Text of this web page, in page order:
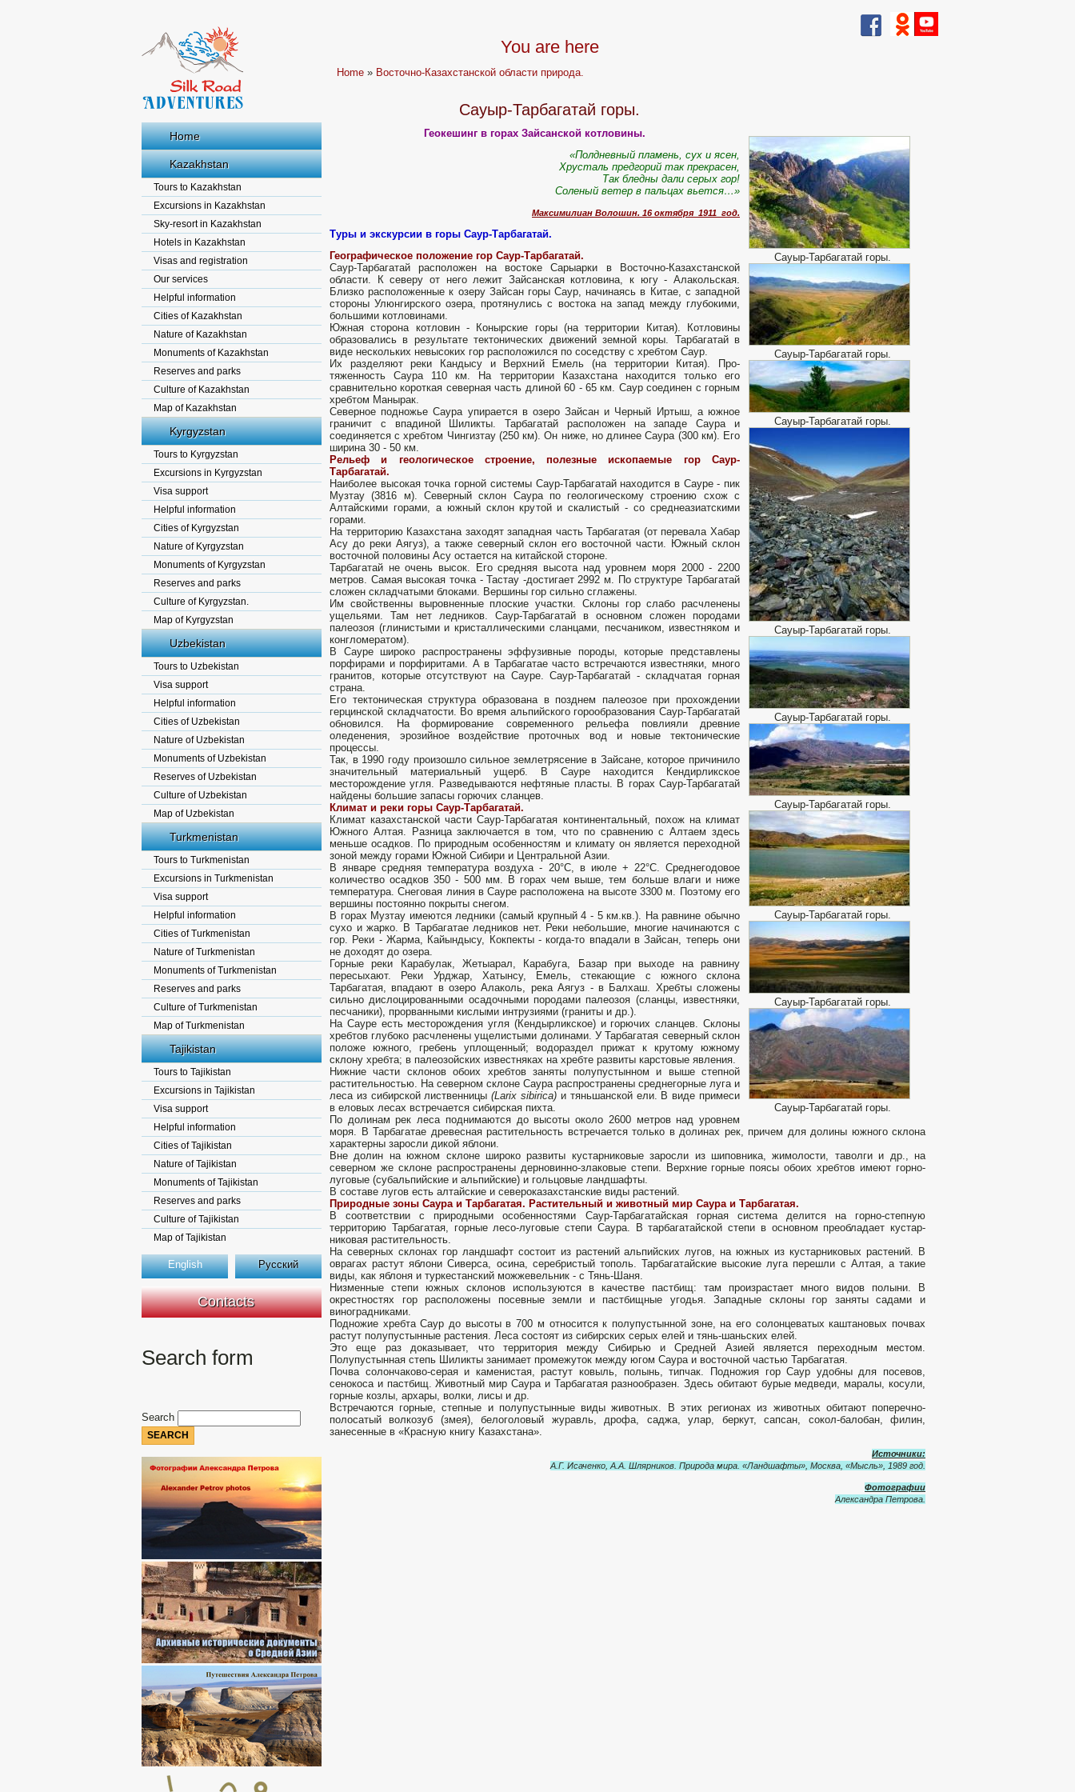
Home
Kazakhstan
Tours to Kazakhstan
Excursions in Kazakhstan
Sky-resort in Kazakhstan
Hotels in Kazakhstan
Visas and registration
Our services
Helpful information
Cities of Kazakhstan
Nature of Kazakhstan
Monuments of Kazakhstan
Reserves and parks
Culture of Kazakhstan
Map of Kazakhstan
Kyrgyzstan
Tours to Kyrgyzstan
Excursions in Kyrgyzstan
Visa support
Helpful information
Cities of Kyrgyzstan
Nature of Kyrgyzstan
Monuments of Kyrgyzstan
Reserves and parks
Culture of Kyrgyzstan.
Map of Kyrgyzstan
Uzbekistan
Tours to Uzbekistan
Visa support
Helpful information
Cities of Uzbekistan
Nature of Uzbekistan
Monuments of Uzbekistan
Reserves of Uzbekistan
Culture of Uzbekistan
Map of Uzbekistan
Turkmenistan
Tours to Turkmenistan
Excursions in Turkmenistan
Visa support
Helpful information
Cities of Turkmenistan
Nature of Turkmenistan
Monuments of Turkmenistan
Reserves and parks
Culture of Turkmenistan
Map of Turkmenistan
Tajikistan
Tours to Tajikistan
Excursions in Tajikistan
Visa support
Helpful information
Cities of Tajikistan
Nature of Tajikistan
Monuments of Tajikistan
Reserves and parks
Culture of Tajikistan
Map of Tajikistan
English Русский
Contacts
Search form
Search
You are here
Home » Восточно-Казахстанской области природа.
Сауыр-Тарбагатай горы.
Сауыр-Тарбагатай горы.
Сауыр-Тарбагатай горы.
Сауыр-Тарбагатай горы.
Сауыр-Тарбагатай горы.
Сауыр-Тарбагатай горы.
Сауыр-Тарбагатай горы.
Сауыр-Тарбагатай горы.
Сауыр-Тарбагатай горы.
Сауыр-Тарбагатай горы.
Геокешинг в горах Зайсанской котловины.
«Полдневный пламень, сух и ясен,
Хрусталь предгорий так прекрасен,
Так бледны дали серых гор!
Соленый ветер в пальцах вьется…»
Максимилиан Волошин. 16 октября 1911 год.
Туры и экскурсии в горы Саур-Тарбагатай.
Географическое положение гор Саур-Тарбагатай.
Саур-Тарбагатай располо­жен на востоке Сарыарки в Восточно-Казахстанской
области. К северу от него лежит Зайсанская котловина, к югу - Алакольская.
Близко расположенные к озеру Зайсан горы Саур, начинаясь в Китае, с западной
стороны Улюнгирского озера, протянулись с востока на за­пад между глубокими,
большими котловинами.
Южная сто­рона котловин - Конырские горы (на территории Китая). Кот­ловины
образовались в результате тектонических движений земной коры. Тарбагатай в
виде нескольких невысоких гор расположился по соседству с хребтом Саур.
Их разделяют реки Кандысу и Верхний Емель (на территории Китая). Про­
тяженность Саура 110 км. На территории Казахстана нахо­дится только его
сравнительно короткая северная часть дли­ной 60 - 65 км. Саур соединен с горным
хребтом Манырак.
Северное подножье Саура упирается в озеро Зайсан и Чер­ный Иртыш, а южное
граничит с впадиной Шиликты. Тар­багатай расположен на западе Саура и
соединяется с хреб­том Чингизтау (250 км). Он ниже, но длинее Саура (300 км). Его
ширина 30 - 50 км.
Рельеф и геологическое строение, полезные ископае­мые гор Саур-
Тарбагатай.
Наиболее высокая точка горной системы Саур-Тарба­гатай находится в Сауре - пик
Музтау (3816 м). Северный склон Саура по геологическому строению схож с
Алтай­скими горами, а южный склон крутой и скалистый - со среднеазиатскими
горами.
На территорию Казахстана заходят западная часть Тарбагатая (от перевала Хабар
Асу до реки Аягуз), а также северный склон его восточной части. Южный склон
восточ­ной половины Асу остается на китайской стороне.
Тарбагатай не очень высок. Его средняя высота над уров­нем моря 2000 - 2200
метров. Самая высокая точка - Тастау -достигает 2992 м. По структуре Тарбагатай
сложен склад­чатыми блоками. Вершины гор сильно сглажены.
Им свой­ственны выровненные плоские участки. Склоны гор слабо расчленены
ущельями. Там нет ледников. Саур-Тарбагатай в основном сложен породами
палеозоя (глинистыми и кристаллическими сланцами, песчаником, из­вестняком и
конгломератом).
В Сауре широко распростра­нены эффузивные породы, которые представлены
порфира­ми и порфиритами. А в Тарбагатае часто встречаются изве­стняки, много
гранитов, которые отсутствуют на Сауре. Саур-Тарбагатай - складчатая горная
страна.
Его тектоническая структура образована в позднем палеозое при прохождении
герцинской складчатости. Во время альпийского горообразования Саур-Тар­багатай
обновился. На формирование современного рельефа повлияли древние
оледенения, эрозийное воздействие проточных вод и новые тектонические
процессы.
Так, в 1990 году произошло сильное земле­трясение в Зайсане, которое причинило
значительный материальный ущерб. В Сауре находится Кендирликское
месторождение угля. Разведываются нефтяные пласты. В горах Саур-Тарбагатай
найдены большие запа­сы горючих сланцев.
Климат и реки горы Саур-Тарбагатай.
Климат казахстанской части Саур-Тарбагатая континентальный, похож на климат
Южного Алтая. Разница заключается в том, что по сравнению с Ал­таем здесь
меньше осадков. По природным особенностям и климату он является переходной
зоной между горами Юж­ной Сибири и Центральной Азии.
В январе средняя темпе­ратура воздуха - 20°С, в июле + 22°С. Среднегодовое
коли­чество осадков 350 - 500 мм. В горах чем выше, тем боль­ше влаги и ниже
температура. Снеговая линия в Сауре рас­положена на высоте 3300 м. Поэтому его
вершины посто­янно покрыты снегом.
В горах Музтау имеются ледники (самый крупный 4 - 5 км.кв.). На равнине обычно
сухо и жар­ко. В Тарбагатае ледников нет. Реки небольшие, многие начинаются с
гор. Реки - Жарма, Кайындысу, Кокпекты - когда-то впадали в Зайсан, те­перь они
не доходят до озера.
Горные реки Карабулак, Жетыарал, Карабуга, Базар при выходе на равнину
пересыха­ют. Реки Урджар, Хатынсу, Емель, стекающие с южного склона
Тарбагатая, впадают в озеро Алаколь, река Аягуз - в Балхаш. Хребты сложены
сильно дислоцированными осадочными породами палеозоя (сланцы, известняки,
песчаники), прорванными кислыми интрузиями (граниты и др.).
На Сауре есть месторождения угля (Кендырликское) и горючих сланцев. Склоны
хребтов глубоко расчленены ущелистыми долинами. У Тарбагатая северный склон
положе южного, гребень уплощенный; водораздел прижат к крутому южному
склону хребта; в палеозойских известняках на хребте развиты карстовые явления.
Нижние части склонов обоих хребтов заняты полупустынном и выше степной
растительностью. На северном склоне Саура распространены среднегорные луга и
леса из сибирской лиственницы(Larix sibirica) и тяньшанской ели. В виде примеси
в еловых лесах встречается сибирская пихта.
По долинам рек леса поднимаются до высоты около 2600 метров над уровнем
моря. В Тарбагатае древесная растительность встречается только в долинах рек, причем для долины южного склона
характерны заросли дикой яблони.
Вне долин на южном склоне широко развиты кустарниковые заросли из шиповника, жимолости, таволги и др., на
северном же склоне распространены дерновинно-злаковые степи. Верхние горные поясы обоих хребтов имеют горно-
луговые (субальпийские и альпийские) и гольцовые ландшафты.
В составе лугов есть алтайские и североказахстанские виды растений.
Природные зоны Саура и Тарбагатая. Растительный и животный мир Саура и Тарбагатая.
В соответствии с природными особенностями Саур-Тарбагатайская горная система делится на горно-степную
территорию Тарбагатая, горные лесо-луговые степи Сау­ра. В тарбагатайской степи в основном преобладает кустар­
никовая растительность.
На северных склонах гор ланд­шафт состоит из растений альпийских лугов, на южных из кустарниковых растений. В
оврагах растут яблони Сиверса, осина, серебристый тополь. Тарбагатайские высо­кие луга перешли с Алтая, а такие
виды, как яблоня и тур­кестанский можжевельник - с Тянь-Шаня.
Низменные сте­пи южных склонов используются в качестве пастбищ: там произрастает много видов полыни. В
окрестностях гор рас­положены посевные земли и пастбищные угодья. Западные склоны гор заняты садами и
виноградниками.
Подножие хребта Саур до высоты в 700 м относится к полупустынной зоне, на его солонцеватых каштановых по­чвах
растут полупустынные растения. Леса состоят из си­бирских серых елей и тянь-шаньских елей.
Это еще раз до­казывает, что территория между Сибирью и Средней Ази­ей является переходным местом.
Полупустынная степь Шиликты занимает промежуток между югом Саура и вос­точной частью Тарбагатая.
Почва солончаково-серая и ка­менистая, растут ковыль, полынь, типчак. Подножия гор Саур удобны для посевов,
сенокоса и пастбищ. Животный мир Саура и Тарбагатая разнообразен. Здесь обитают бурые медведи, маралы, косули,
горные козлы, ар­хары, волки, лисы и др.
Встречаются горные, степные и полупустынные виды животных. В этих регионах из жи­вотных обитают поперечно-
полосатый волкозуб (змея), бе­логоловый журавль, дрофа, саджа, улар, беркут, сапсан, сокол-балобан, филин,
занесенные в «Красную книгу Казах­стана».
Источники:
А.Г. Исаченко, А.А. Шлярников. Природа мира. «Ландшафты», Москва, «Мысль», 1989 год.
Фотографии
Александра Петрова.